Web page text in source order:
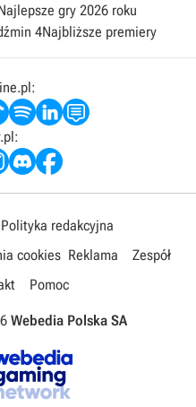
gry 2026 roku
4Najbliższe premiery
Polityka redakcyjna
cookies Reklama
Zespół
Pomoc
Webedia Polska SA